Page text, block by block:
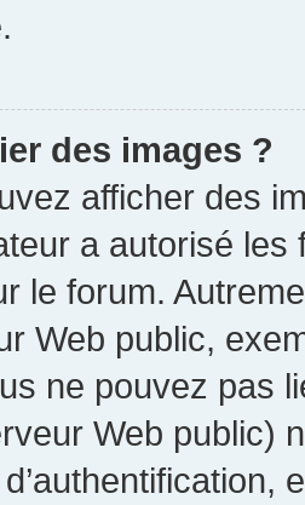
des images ?
afficher des
a autorisé
le forum.
Web public,
ne pouvez pas
Web public)